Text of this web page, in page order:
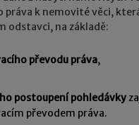
práva k nemovité věci,
odstavci, na základě:
převodu práva,
postoupení pohledávky
převodem práva.